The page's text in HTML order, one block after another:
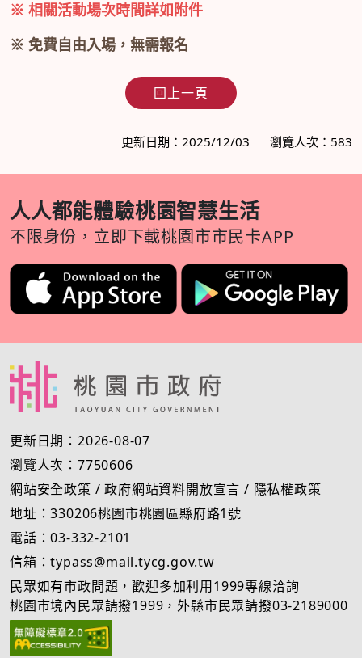
※ 相關活動場次時間詳如附件
※ 免費自由入場，無需報名
回上一頁
更新日期：2025/12/03 瀏覽人次：583
人人都能體驗桃園智慧生活
不限身份，立即下載桃園市市民卡APP
更新日期：2026-08-07
瀏覽人次：7750606
網站安全政策 /政府網站資料開放宣言 / 隱私權政策
地址：330206桃園市桃園區縣府路1號
電話：03-332-2101
信箱：typass@mail.tycg.gov.tw
民眾如有市政問題，歡迎多加利用1999專線洽詢
桃園市境內民眾請撥1999，外縣市民眾請撥03-2189000